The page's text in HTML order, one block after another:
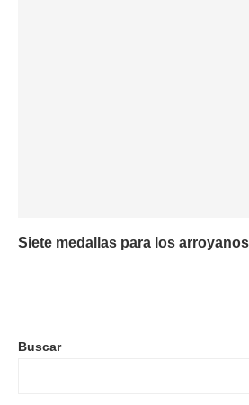
Siete medallas para los
Buscar